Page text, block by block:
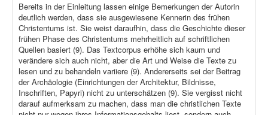
Bereits in der Einleitung lassen einige Bemerkungen der Autorin
deutlich werden, dass sie ausgewiesene Kennerin des frühen
Christentums ist. Sie weist daraufhin, dass die Geschichte dieser
frühen Phase des Christentums mehrheitlich auf schriftlichen
Quellen basiert (9). Das Textcorpus erhöhe sich kaum und
verändere sich auch nicht, aber die Art und Weise die Texte zu
lesen und zu behandeln variiere (9). Andererseits sei der Beitrag
der Archäologie (Einrichtungen der Architektur, Bildnisse,
Inschriften, Papyri) nicht zu unterschätzen (9). Sie vergisst nicht
darauf aufmerksam zu machen, dass man die christlichen Texte